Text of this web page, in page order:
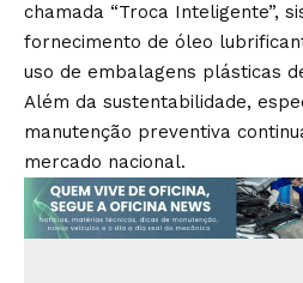
chamada “Troca Inteligente”,
fornecimento de óleo
uso de embalagens plásticas
Além da sustentabilidade,
manutenção preventiva
mercado nacional.